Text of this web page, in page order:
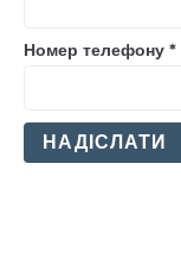
Номер телефону *
НАДІСЛАТИ